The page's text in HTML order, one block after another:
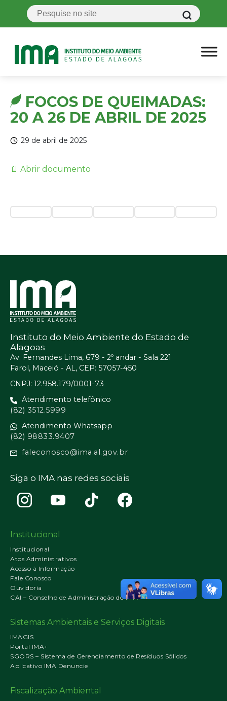
FOCOS DE QUEIMADAS:
20 A 26 DE ABRIL DE 2025
29 de abril de 2025
📄 Abrir documento
Instituto do Meio Ambiente do Estado de
Alagoas
Av. Fernandes Lima, 679 - 2º andar - Sala 221
Farol, Maceió - AL, CEP: 57057-450
CNPJ: 12.958.179/0001-73
Atendimento telefônico
(82) 3512.5999
Atendimento Whatsapp
(82) 98833.9407
faleconosco@ima.al.gov.br
Siga o IMA nas redes sociais
Institucional
Institucional
Atos Administrativos
Acesso à Informação
Fale Conosco
Ouvidoria
CAI – Conselho de Administração do IMA
Sistemas Ambientais e Serviços Digitais
IMAGIS
Portal IMA+
SGORS – Sistema de Gerenciamento de Resíduos Sólidos
Aplicativo IMA Denuncie
Fiscalização Ambiental